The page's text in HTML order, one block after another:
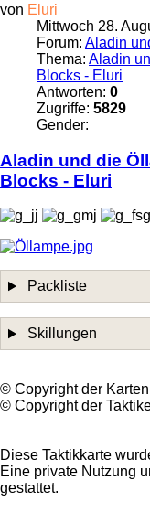
von Eluri
Mittwoch 28.
Forum: Aladin
Thema: Aladin
Blocks - Eluri
Antworten: 0
Zugriffe: 5829
Gender:
Aladin und die
Blocks - Eluri
Packliste
Skillungen
©️ Copyright der
©️ Copyright der
Diese Taktikkarte
Eine private Nutzung
gestattet.